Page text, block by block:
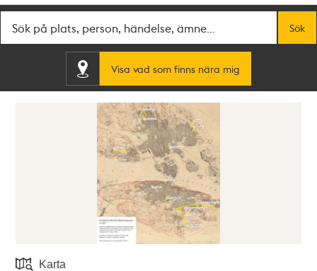
Sök
Visa vad som finns nära mig
Karta